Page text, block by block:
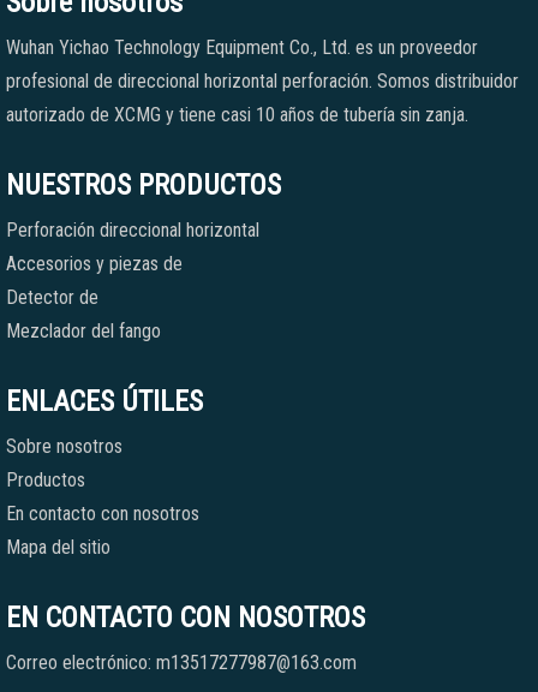
Wuhan Yichao Technology Equipment Co., Ltd. es un proveedor
profesional de direccional horizontal perforación. Somos distribuidor
autorizado de XCMG y tiene casi 10 años de tubería sin zanja.
NUESTROS PRODUCTOS
Perforación direccional horizontal
Accesorios y piezas de
Detector de
Mezclador del fango
ENLACES ÚTILES
Sobre nosotros
Productos
En contacto con nosotros
Mapa del sitio
EN CONTACTO CON NOSOTROS
Correo electrónico: m13517277987@163.com